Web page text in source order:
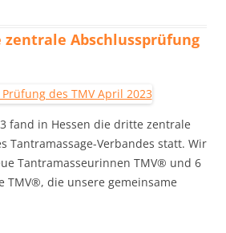
zentrale Abschlussprüfung
fand in Hessen die dritte zentrale
Tantramassage-Verbandes statt. Wir
Tantramasseurinnen TMV® und 6
TMV®, die unsere gemeinsame